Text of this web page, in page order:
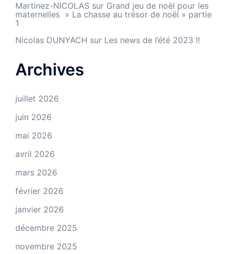
Martinez-NICOLAS sur Grand jeu de noël pour les
maternelles » La chasse au trésor de noël » partie
1
Nicolas DUNYACH sur Les news de l’été 2023 !!
Archives
juillet 2026
juin 2026
mai 2026
avril 2026
mars 2026
février 2026
janvier 2026
décembre 2025
novembre 2025